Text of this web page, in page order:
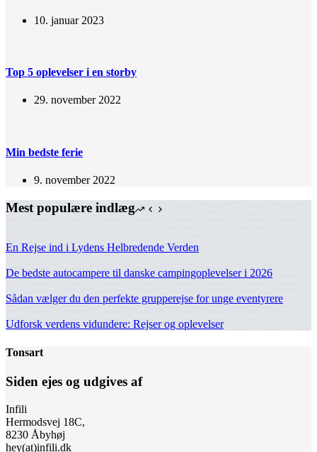
10. januar 2023
Top 5 oplevelser i en storby
29. november 2022
Min bedste ferie
9. november 2022
Mest populære indlæg
En Rejse ind i Lydens Helbredende Verden
De bedste autocampere til danske campingoplevelser i 2026
Sådan vælger du den perfekte grupperejse for unge eventyrere
Udforsk verdens vidundere: Rejser og oplevelser
Tonsart
Siden ejes og udgives af
Infili
Hermodsvej 18C,
8230 Åbyhøj
hey(at)infili.dk